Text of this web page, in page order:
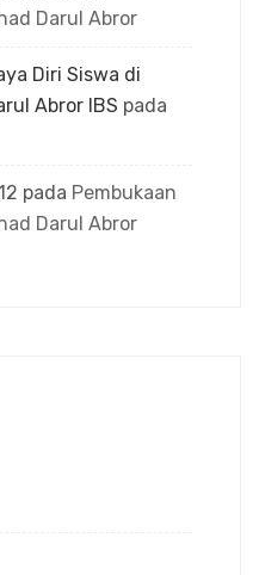
Darul Abror
Diri Siswa di
Abror IBS pada
pada Pembukaan
Darul Abror